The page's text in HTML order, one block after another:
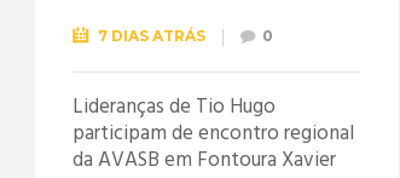
7 DIAS ATRÁS 0
Lideranças de Tio Hugo
participam de encontro regional
da AVASB em Fontoura Xavier